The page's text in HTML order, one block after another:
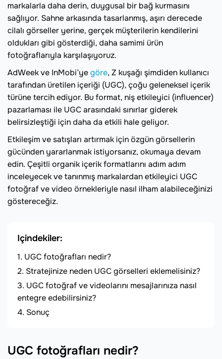
markalarla daha derin, duygusal bir bağ kurmasını
sağlıyor. Sahne arkasında tasarlanmış, aşırı derecede
cilalı görseller yerine, gerçek müşterilerin kendilerini
oldukları gibi gösterdiği, daha samimi ürün
fotoğraflarıyla karşılaşıyoruz.
AdWeek ve InMobi’yegöre, Z kuşağı şimdiden kullanıcı
tarafından üretilen içeriği (UGC), çoğu geleneksel içerik
türüne tercih ediyor. Bu format, niş etkileyici (influencer)
pazarlaması ile UGC arasındaki sınırlar giderek
belirsizleştiği için daha da etkili hale geliyor.
Etkileşim ve satışları artırmak için özgün görsellerin
gücünden yararlanmak istiyorsanız, okumaya devam
edin. Çeşitli organik içerik formatlarını adım adım
inceleyecek ve tanınmış markalardan etkileyici UGC
fotoğraf ve video örnekleriyle nasıl ilham alabileceğinizi
göstereceğiz.
Içindekiler:
UGC fotoğrafları nedir?
Stratejinize neden UGC görselleri eklemelisiniz?
UGC fotoğraf ve videolarını mesajlarınıza nasıl
entegre edebilirsiniz?
Sonuç
UGC fotoğrafları nedir?